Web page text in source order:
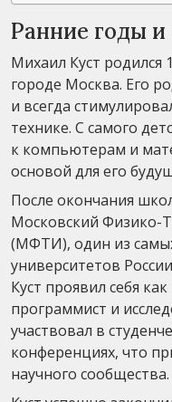
Ранние годы и
Михаил Куст родился
городе Москва. Его
и всегда
технике. С самого
к компьютерам и
основой для его
После окончания
Московский Физико-
(МФТИ), один из
университетов
Куст проявил себя
программист и
участвовал в
конференциях, что
научного сообщества.